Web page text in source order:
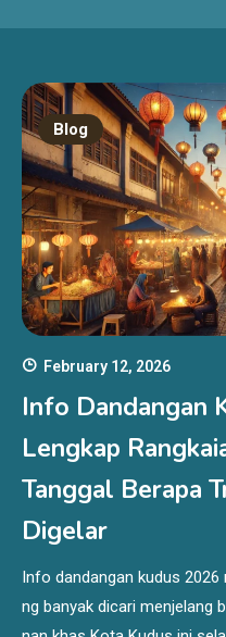
Blog
February 12, 2026
Info Dandangan
Lengkap
Tanggal Berapa
Digelar
Info dandangan kudus
ng banyak dicari menjelang